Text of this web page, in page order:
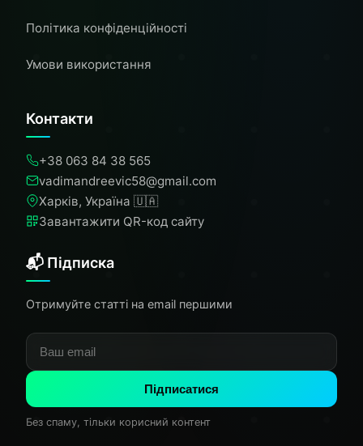
Політика конфіденційності
Умови використання
Контакти
+38 063 84 38 565
vadimandreevic58@gmail.com
Харків, Україна 🇺🇦
Завантажити QR-код сайту
📬 Підписка
Отримуйте статті на email першими
Підписатися
Без спаму, тільки корисний контент